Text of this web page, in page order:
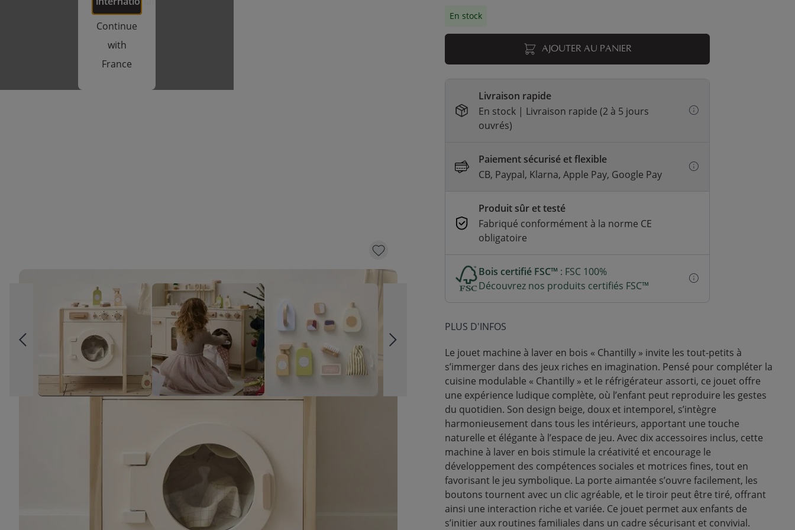
Continue
with
France
En stock
AJOUTER AU PANIER
Livraison rapide
En stock | Livraison rapide (2 à 5 jours
ouvrés)
Paiement sécurisé et flexible
CB, Paypal, Klarna, Apple Pay, Google Pay
Produit sûr et testé
Fabriqué conformément à la norme CE
obligatoire
Bois certifié FSC™ : FSC 100%
Découvrez nos produits certifiés FSC™
PLUS D'INFOS
Le jouet machine à laver en bois « Chantilly » invite les tout-petits à
s’immerger dans des jeux riches en imagination. Pensé pour compléter la
cuisine modulable « Chantilly » et le réfrigérateur assorti, ce jouet offre
une expérience ludique complète, où l’enfant peut reproduire les gestes
du quotidien. Son design beige, doux et intemporel, s’intègre
harmonieusement dans tous les intérieurs, apportant une touche
naturelle et élégante à l’espace de jeu. Avec dix accessoires inclus, cette
machine à laver en bois stimule la créativité et encourage le
développement des compétences sociales et motrices fines, tout en
favorisant le jeu symbolique. La porte aimantée s’ouvre facilement, les
boutons tournent avec un clic agréable, et le tiroir peut être tiré, offrant
ainsi une interaction riche et variée. Ce jouet permet aux enfants de
s’initier aux routines familiales dans un cadre sécurisant et convivial.